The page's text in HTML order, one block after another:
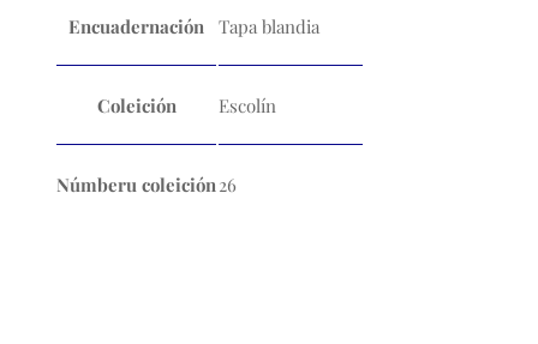
Encuadernación Tapa blandia
Coleición Escolín
Númberu coleición26